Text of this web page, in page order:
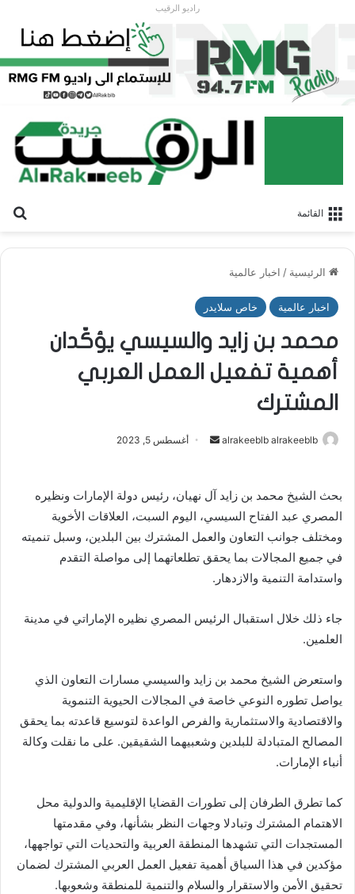
راديو الرقيب
القائمة
الرئيسية / اخبار عالمية
اخبار عالمية خاص سلايدر
محمد بن زايد والسيسي يؤكّدان
أهمية تفعيل العمل العربي
المشترك
alrakeeblb alrakeeblb
ل
ب
ر
ي
ر
و
ن
ي
أغسطس 5, 2023
بحث الشيخ محمد بن زايد آل نهيان، رئيس دولة الإمارات ونظيره
‏المصري عبد الفتاح السيسي، اليوم السبت، العلاقات الأخوية
ومختلف ‏جوانب التعاون والعمل المشترك بين البلدين، وسبل تنميته
في جميع ‏المجالات بما يحقق تطلعاتهما إلى مواصلة التقدم
واستدامة التنمية ‏والازدهار.‏
جاء ذلك خلال استقبال الرئيس المصري نظيره الإماراتي في مدينة
‏العلمين.‏
واستعرض الشيخ محمد بن زايد والسيسي مسارات التعاون الذي
يواصل ‏تطوره النوعي خاصة في المجالات الحيوية التنموية
والاقتصادية ‏والاستثمارية والفرص الواعدة لتوسيع قاعدته بما يحقق
المصالح ‏المتبادلة للبلدين وشعبيهما الشقيقين. على ما نقلت وكالة
أنباء الإمارات.‏
كما تطرق الطرفان إلى تطورات القضايا الإقليمية والدولية محل
الاهتمام ‏المشترك وتبادلا وجهات النظر بشأنها، وفي مقدمتها
المستجدات التي ‏تشهدها المنطقة العربية والتحديات التي تواجهها،
مؤكدين في هذا السياق ‏أهمية تفعيل العمل العربي المشترك لضمان
تحقيق الأمن والاستقرار ‏والسلام والتنمية للمنطقة وشعوبها.‏